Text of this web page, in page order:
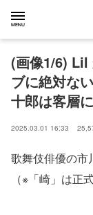
(画像1/6) Lil
ブに絶対な
十郎は客層
2025.03.01 16:33
歌舞伎俳優の市
（※「崎」は正